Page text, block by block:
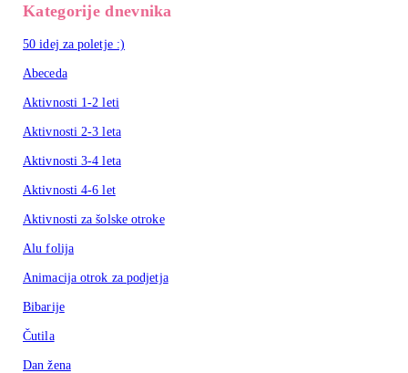
Kategorije dnevnika
50 idej za poletje :)
Abeceda
Aktivnosti 1-2 leti
Aktivnosti 2-3 leta
Aktivnosti 3-4 leta
Aktivnosti 4-6 let
Aktivnosti za šolske otroke
Alu folija
Animacija otrok za podjetja
Bibarije
Čutila
Dan žena